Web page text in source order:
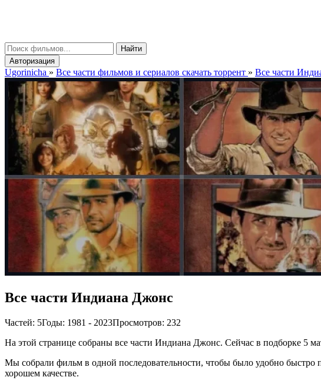
Найти
Авторизация
Ugorinicha » Все части фильмов и сериалов скачать торрент » Все части
Все части Индиана Джонс
Частей: 5Годы: 1981 - 2023Просмотров: 232
На этой странице собраны все части Индиана Джонс. Сейчас в подборке 5
Мы собрали фильм в одной последовательности, чтобы было удобно быстро
хорошем качестве.